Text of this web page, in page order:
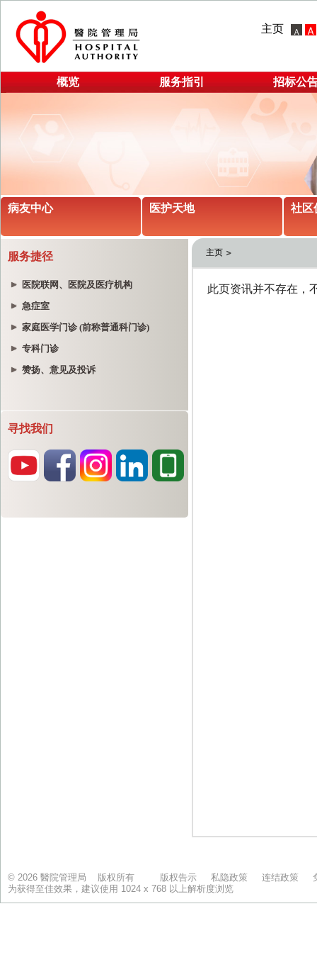
主页
概览 服务指引 招标公
病友中心 医护天地 社区
服务捷径
医院联网、医院及医疗机构
急症室
家庭医学门诊 (前称普通科门诊)
专科门诊
赞扬、意见及投诉
寻找我们
主页
© 2026 醫院管理局 版权所有 版权告示 私隐政策 连结政策
为获得至佳效果，建议使用 1024 x 768 以上解析度浏览